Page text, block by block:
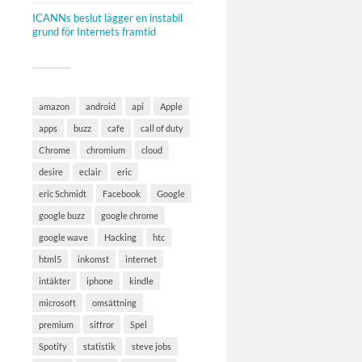
ICANNs beslut lägger en instabil
grund för Internets framtid
amazon android api Apple
apps buzz cafe call of duty
Chrome chromium cloud
desire eclair eric
eric Schmidt Facebook Google
google buzz google chrome
google wave Hacking htc
html5 inkomst internet
intäkter iphone kindle
microsoft omsättning
premium siffror Spel
Spotify statistik steve jobs